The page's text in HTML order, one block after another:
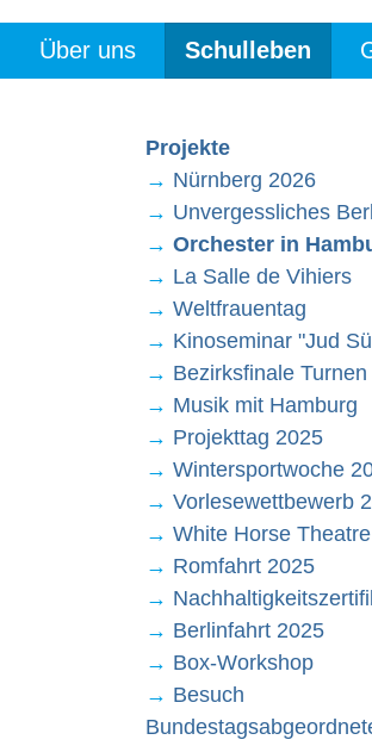
Über uns Schulleben
Projekte
→ Nürnberg 2026
→ Unvergessliches
→ Orchester in
→ La Salle de Vihiers
→ Weltfrauentag
→ Kinoseminar "Jud
→ Bezirksfinale Turnen
→ Musik mit Hamburg
→ Projekttag 2025
→ Wintersportwoche
→ Vorlesewettbewerb
→ White Horse Theatre
→ Romfahrt 2025
→
→ Berlinfahrt 2025
→ Box-Workshop
→ Besuch